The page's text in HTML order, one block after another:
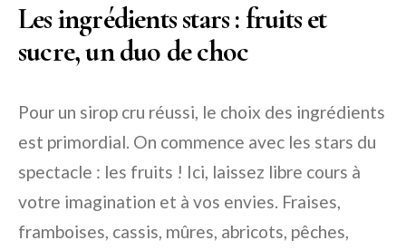
Les ingrédients stars : fruits et
sucre, un duo de choc
Pour un sirop cru réussi, le choix des ingrédients
est primordial. On commence avec les stars du
spectacle : les fruits ! Ici, laissez libre cours à
votre imagination et à vos envies. Fraises,
framboises, cassis, mûres, abricots, pêches,